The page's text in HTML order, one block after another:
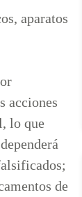
aparatos
acciones
lo que
de